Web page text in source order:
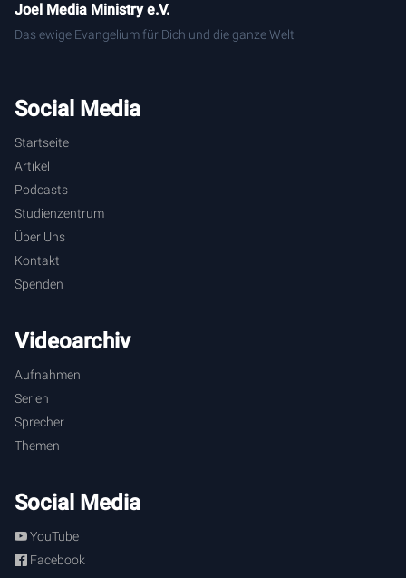
Joel Media Ministry e.V.
Das ewige Evangelium für Dich und die ganze Welt
Social Media
Startseite
Artikel
Podcasts
Studienzentrum
Über Uns
Kontakt
Spenden
Videoarchiv
Aufnahmen
Serien
Sprecher
Themen
Social Media
YouTube
Facebook